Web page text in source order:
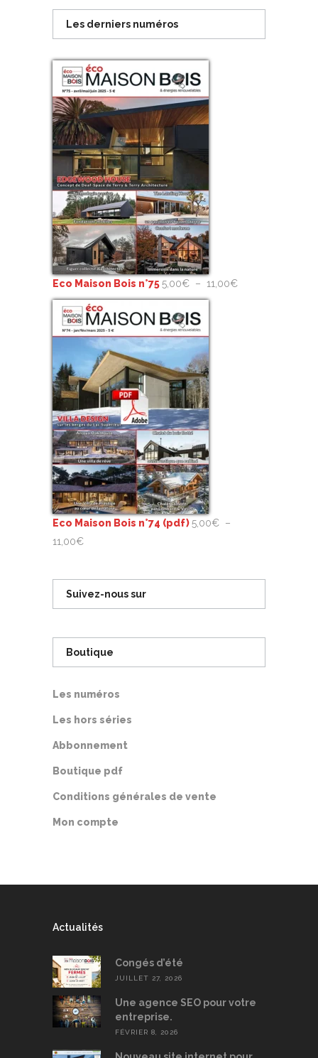
Les derniers numéros
Eco Maison Bois n°755,00€ – 11,00€Plage
Eco Maison Bois n°74 (pdf)5,00€ –
11,00€Plage
prix :
5,00€
Suivez-nous sur
Boutique
Les numéros
Les hors séries
Abbonnement
Boutique pdf
Conditions générales de vente
Mon compte
Actualités
Congés d’été
JUILLET 27, 2026
Une agence SEO pour votre
entreprise.
FÉVRIER 8, 2026